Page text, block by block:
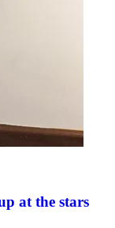
at the stars